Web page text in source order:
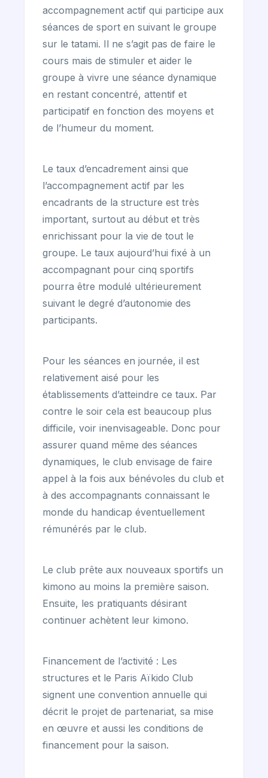
accompagnement actif qui participe aux
séances de sport en suivant le groupe
sur le tatami. Il ne s’agit pas de faire le
cours mais de stimuler et aider le
groupe à vivre une séance dynamique
en restant concentré, attentif et
participatif en fonction des moyens et
de l’humeur du moment.
Le taux d’encadrement ainsi que
l’accompagnement actif par les
encadrants de la structure est très
important, surtout au début et très
enrichissant pour la vie de tout le
groupe. Le taux aujourd’hui fixé à un
accompagnant pour cinq sportifs
pourra être modulé ultérieurement
suivant le degré d’autonomie des
participants.
Pour les séances en journée, il est
relativement aisé pour les
établissements d’atteindre ce taux. Par
contre le soir cela est beaucoup plus
difficile, voir inenvisageable. Donc pour
assurer quand même des séances
dynamiques, le club envisage de faire
appel à la fois aux bénévoles du club et
à des accompagnants connaissant le
monde du handicap éventuellement
rémunérés par le club.
Le club prête aux nouveaux sportifs un
kimono au moins la première saison.
Ensuite, les pratiquants désirant
continuer achètent leur kimono.
Financement de l’activité : Les
structures et le Paris Aïkido Club
signent une convention annuelle qui
décrit le projet de partenariat, sa mise
en œuvre et aussi les conditions de
financement pour la saison.